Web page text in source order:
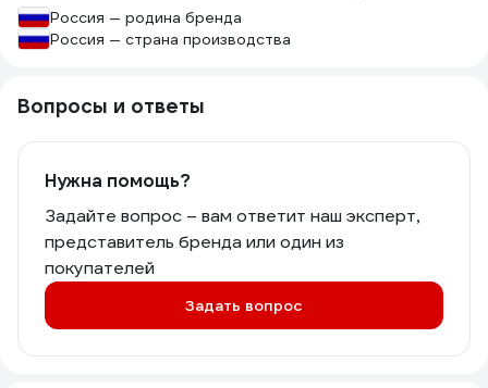
Россия — родина бренда
Россия — страна производства
Вопросы и ответы
Нужна помощь?
Задайте вопрос – вам ответит наш эксперт,
представитель бренда или один из
покупателей
Задать вопрос